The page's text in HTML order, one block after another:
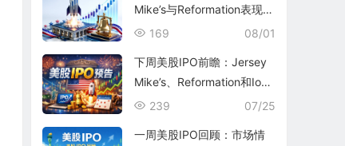
Mike’s与Reformation表现平
平
08/01
169
下周美股IPO前瞻：Jersey
Mike’s、Reformation和Ioni
c Digital将为7月收官
07/25
239
一周美股IPO回顾：市场情